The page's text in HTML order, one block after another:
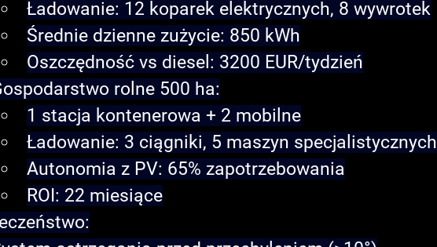
Ładowanie: 12 koparek elektrycznych, 8 wywrotek
Średnie dzienne zużycie: 850 kWh
Oszczędność vs diesel: 3200 EUR/tydzień
rolne 500 ha:
1 stacja kontenerowa + 2 mobilne
Ładowanie: 3 ciągniki, 5 maszyn specjalistycznych
Autonomia z PV: 65% zapotrzebowania
ROI: 22 miesiące